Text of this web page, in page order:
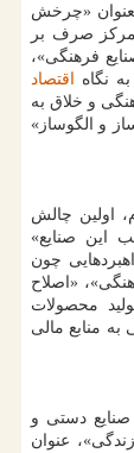
«چرخش
صرف بر
فرهنگی»،
نگاه
اقتصاد
و خلاق به
و الگوساز»
اولین چالش
این صنایع»
چون
«اصلاح
محصولات
منابع مالی
دستی و
عنوان